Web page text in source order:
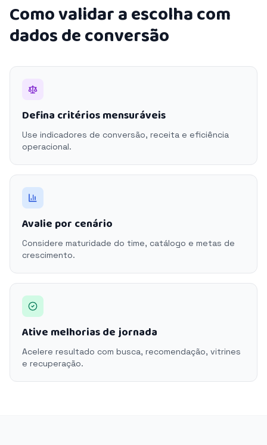
Como validar a escolha com
dados de conversão
Defina critérios mensuráveis
Use indicadores de conversão, receita e eficiência
operacional.
Avalie por cenário
Considere maturidade do time, catálogo e metas de
crescimento.
Ative melhorias de jornada
Acelere resultado com busca, recomendação, vitrines
e recuperação.